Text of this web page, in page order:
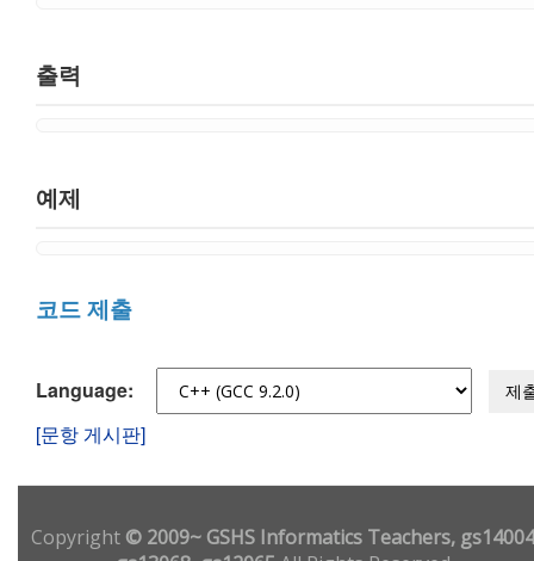
출력
예제
코드 제출
Language: 제
[문항 게시판]
Copyright© 2009~ GSHS Informatics Teachers,